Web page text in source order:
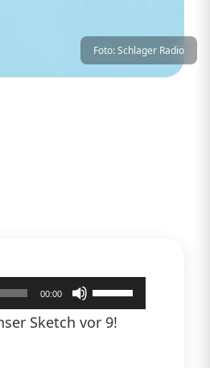
Foto: Schlager Radio
00:00
Pfeiltasten
Hoch/Runter
Sketch vor 9!